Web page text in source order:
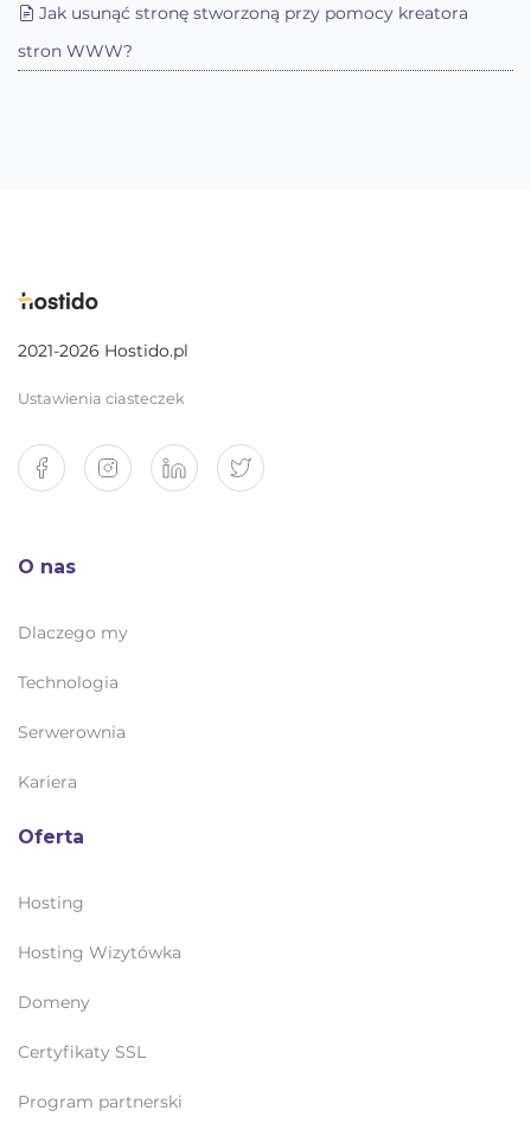
Jak usunąć stronę stworzoną przy pomocy kreatora
stron WWW?
2021-2026 Hostido.pl
Ustawienia ciasteczek
O nas
Dlaczego my
Technologia
Serwerownia
Kariera
Oferta
Hosting
Hosting Wizytówka
Domeny
Certyfikaty SSL
Program partnerski